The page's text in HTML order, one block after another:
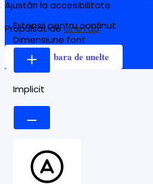
Ajustări la accesibilitate
Propulsat deOneTap
Ascunde bara de unelte
Extensii pentru conținut
Dimensiune font
Implicit